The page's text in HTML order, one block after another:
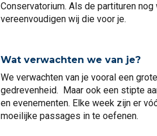
Conservatorium. Als de partituren
vereenvoudigen wij die voor je.
Wat verwachten we van je?
We verwachten van je vooral een
gedrevenheid. Maar ook een stipte
en evenementen. Elke week zijn er
moeilijke passages in te oefenen.